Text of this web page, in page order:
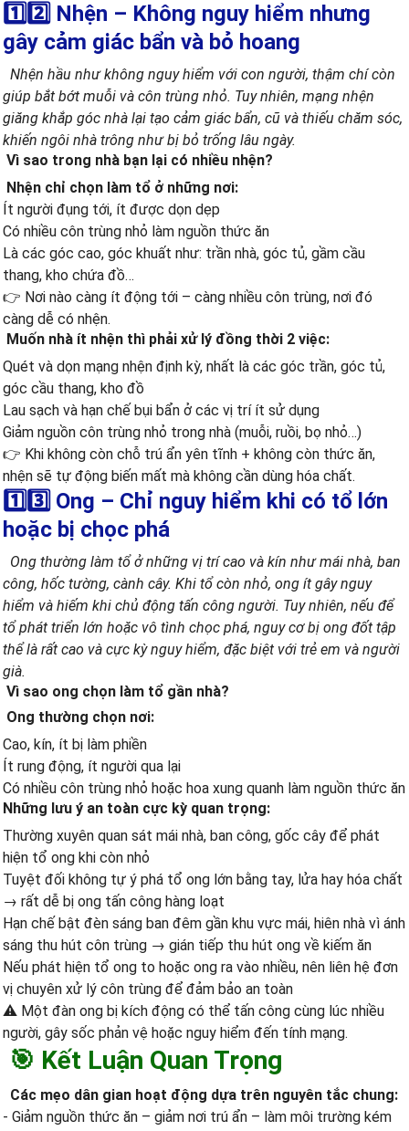
1️⃣2️⃣ Nhện – Không nguy hiểm nhưng
gây cảm giác bẩn và bỏ hoang
Nhện hầu như không nguy hiểm với con người, thậm chí còn
giúp bắt bớt muỗi và côn trùng nhỏ. Tuy nhiên, mạng nhện
giăng khắp góc nhà lại tạo cảm giác bẩn, cũ và thiếu chăm sóc,
khiến ngôi nhà trông như bị bỏ trống lâu ngày.
Vì sao trong nhà bạn lại có nhiều nhện?
Nhện chỉ chọn làm tổ ở những nơi:
Ít người đụng tới, ít được dọn dẹp
Có nhiều côn trùng nhỏ làm nguồn thức ăn
Là các góc cao, góc khuất như: trần nhà, góc tủ, gầm cầu
thang, kho chứa đồ…
👉 Nơi nào càng ít động tới – càng nhiều côn trùng, nơi đó
càng dễ có nhện.
Muốn nhà ít nhện thì phải xử lý đồng thời 2 việc:
Quét và dọn mạng nhện định kỳ, nhất là các góc trần, góc tủ,
góc cầu thang, kho đồ
Lau sạch và hạn chế bụi bẩn ở các vị trí ít sử dụng
Giảm nguồn côn trùng nhỏ trong nhà (muỗi, ruồi, bọ nhỏ…)
👉 Khi không còn chỗ trú ẩn yên tĩnh + không còn thức ăn,
nhện sẽ tự động biến mất mà không cần dùng hóa chất.
1️⃣3️⃣ Ong – Chỉ nguy hiểm khi có tổ lớn
hoặc bị chọc phá
Ong thường làm tổ ở những vị trí cao và kín như mái nhà, ban
công, hốc tường, cành cây. Khi tổ còn nhỏ, ong ít gây nguy
hiểm và hiếm khi chủ động tấn công người. Tuy nhiên, nếu để
tổ phát triển lớn hoặc vô tình chọc phá, nguy cơ bị ong đốt tập
thể là rất cao và cực kỳ nguy hiểm, đặc biệt với trẻ em và người
già.
Vì sao ong chọn làm tổ gần nhà?
Ong thường chọn nơi:
Cao, kín, ít bị làm phiền
Ít rung động, ít người qua lại
Có nhiều côn trùng nhỏ hoặc hoa xung quanh làm nguồn thức ăn
Những lưu ý an toàn cực kỳ quan trọng:
Thường xuyên quan sát mái nhà, ban công, gốc cây để phát
hiện tổ ong khi còn nhỏ
Tuyệt đối không tự ý phá tổ ong lớn bằng tay, lửa hay hóa chất
→ rất dễ bị ong tấn công hàng loạt
Hạn chế bật đèn sáng ban đêm gần khu vực mái, hiên nhà vì ánh
sáng thu hút côn trùng → gián tiếp thu hút ong về kiếm ăn
Nếu phát hiện tổ ong to hoặc ong ra vào nhiều, nên liên hệ đơn
vị chuyên xử lý côn trùng để đảm bảo an toàn
⚠️ Một đàn ong bị kích động có thể tấn công cùng lúc nhiều
người, gây sốc phản vệ hoặc nguy hiểm đến tính mạng.
🎯 Kết Luận Quan Trọng
Các mẹo dân gian hoạt động dựa trên nguyên tắc chung:
- Giảm nguồn thức ăn – giảm nơi trú ẩn – làm môi trường kém